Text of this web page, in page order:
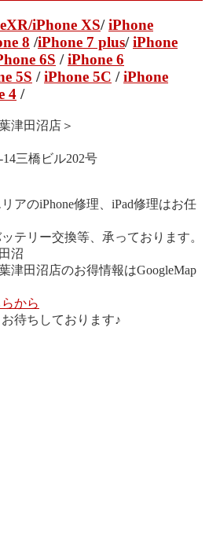
/iPhone XS/iPhone
8 /iPhone 7 plus/iPhone
6S /iPhone 6
5S /iPhone 5C /iPhone
4 /
津田沼店＞
三橋ビル202号
アのiPhone修理、iPad修理はお任
テリー交換等、承っております。
沼
津田沼店のお得情報はGoogleMap
から
待ちしております♪